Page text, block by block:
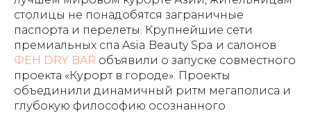
столицы не понадобятся заграничные
паспорта и перелеты. Крупнейшие сети
премиальных спа Asia Beauty Spa и салонов
ФЕН DRY BAR объявили о запуске совместного
проекта «Курорт в городе». Проекты
объединили динамичный ритм мегаполиса и
глубокую философию осознанного